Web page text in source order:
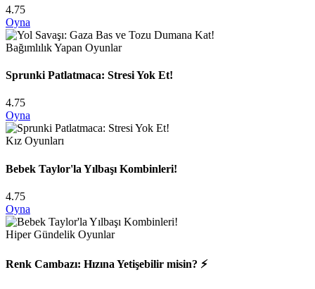
4.75
Oyna
Bağımlılık Yapan Oyunlar
Sprunki Patlatmaca: Stresi Yok Et!
4.75
Oyna
Kız Oyunları
Bebek Taylor'la Yılbaşı Kombinleri!
4.75
Oyna
Hiper Gündelik Oyunlar
Renk Cambazı: Hızına Yetişebilir misin? ⚡